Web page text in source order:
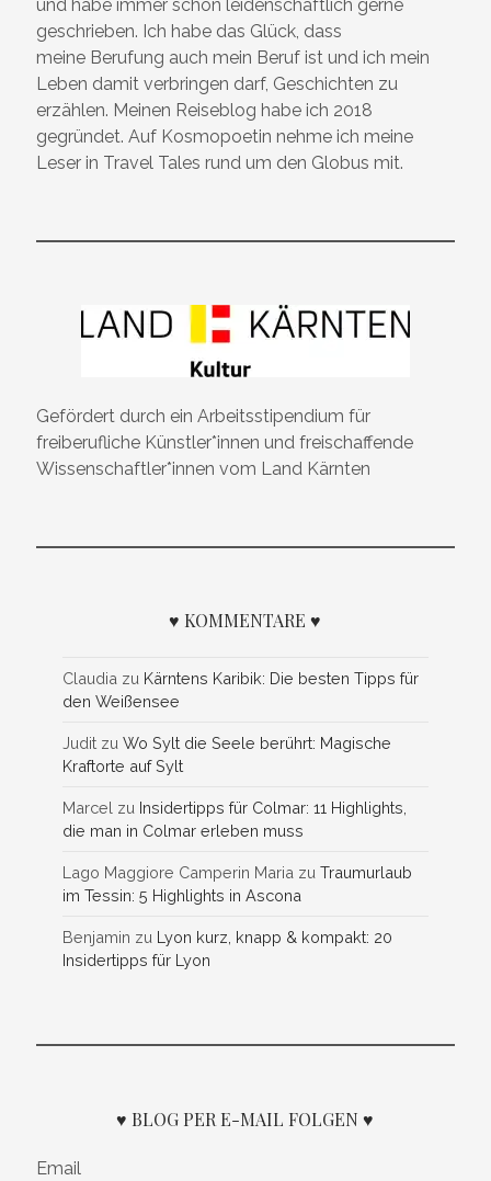
und habe immer schon leidenschaftlich gerne
geschrieben. Ich habe das Glück, dass
meine Berufung auch mein Beruf ist und ich mein
Leben damit verbringen darf, Geschichten zu
erzählen. Meinen Reiseblog habe ich 2018
gegründet. Auf Kosmopoetin nehme ich meine
Leser in Travel Tales rund um den Globus mit.
Gefördert durch ein Arbeitsstipendium für
freiberufliche Künstler*innen und freischaffende
Wissenschaftler*innen vom Land Kärnten
♥ KOMMENTARE ♥
Claudia zu Kärntens Karibik: Die besten Tipps für
den Weißensee
Judit zuWo Sylt die Seele berührt: Magische
Kraftorte auf Sylt
Marcel zu Insidertipps für Colmar: 11 Highlights,
die man in Colmar erleben muss
Lago Maggiore Camperin Maria zuTraumurlaub
im Tessin: 5 Highlights in Ascona
Benjamin zu Lyon kurz, knapp & kompakt: 20
Insidertipps für Lyon
♥ BLOG PER E-MAIL FOLGEN ♥
Email